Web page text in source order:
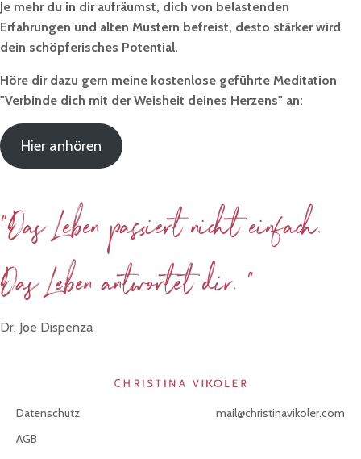
Je mehr du in dir aufräumst, dich von belastenden
Erfahrungen und alten Mustern befreist, desto stärker wird
dein schöpferisches Potential.
Höre dir dazu gern meine kostenlose geführte Meditation
"Verbinde dich mit der Weisheit deines Herzens" an:
Hier anhören
"Das Leben passiert nicht einfach.
Das Leben antwortet dir. "
Dr. Joe Dispenza
Datenschutz
AGB
mail@christinavikoler.com